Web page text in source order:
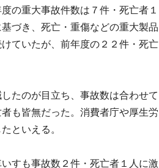
の重大事故件数は７件・死亡者１
づき、死亡・重傷などの重大製品
ていたが、前年度の２２件・死亡
たのが目立ち、事故数は合わせて
も皆無だった。消費者庁や厚生労
といえる。
すも事故数２件・死亡者１人に激